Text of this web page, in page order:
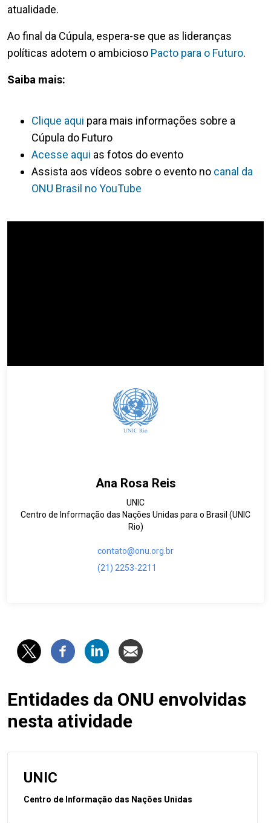
atualidade.
Ao final da Cúpula, espera-se que as lideranças
políticas adotem o ambicioso Pacto para o Futuro.
Saiba mais:
Clique aqui para mais informações sobre a
Cúpula do Futuro
Acesse aqui as fotos do evento
Assista aos vídeos sobre o evento no canal da
ONU Brasil no YouTube
Ana Rosa Reis
UNIC
Centro de Informação das Nações Unidas para o Brasil (UNIC
Rio)
contato@onu.org.br
(21) 2253-2211
Entidades da ONU envolvidas
nesta atividade
UNIC
Centro de Informação das Nações Unidas